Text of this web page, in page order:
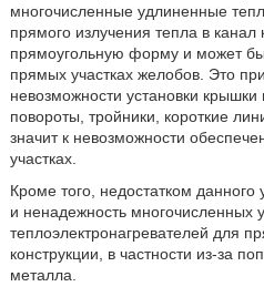
многочисленные удлиненные
прямого излучения тепла в канал
прямоугольную форму и может
прямых участках желобов. Это
невозможности установки крышки
повороты, тройники, короткие
значит к невозможности
участках.
Кроме того, недостатком данного
и ненадежность многочисленных
теплоэлектронагревателей для
конструкции, в частности из-за
металла.